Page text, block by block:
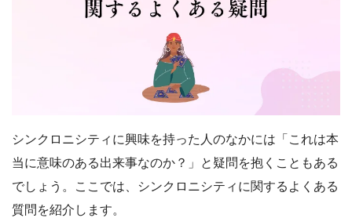
シンクロニシティに興味を持った人のなかには「これは本
当に意味のある出来事なのか？」と疑問を抱くこともある
でしょう。ここでは、シンクロニシティに関するよくある
質問を紹介します。